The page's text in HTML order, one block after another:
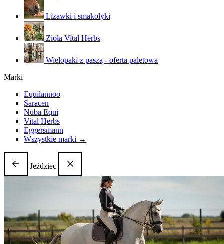
Lizawki i smakołyki
Zioła Vital Herbs
Wielopaki z paszą - oferta paletowa
Marki
Equilannoo
Saracen
Nuba Equi
Vital Herbs
Eggersmann
Wszystkie marki →
Jeździec